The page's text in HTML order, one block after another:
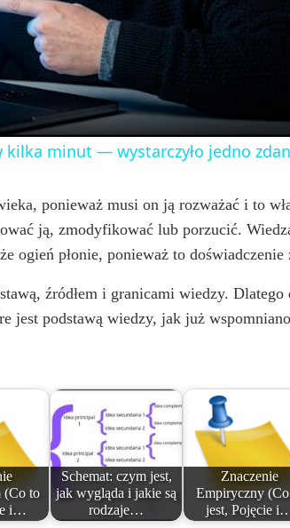
l
a
y
i
d
o
kilka minut — wystarczyło jedno
ponieważ musi on ją rozważać i to
ją, zmodyfikować lub porzucić.
ogień płonie, ponieważ to doświadczenie
źródłem i granicami wiedzy.
jest podstawą wiedzy, jak już
(Co to
i…
Schemat: czym jest,
jak wygląda i jakie są
rodzaje…
Znaczenie
Empiryczny
jest, Pojęcie